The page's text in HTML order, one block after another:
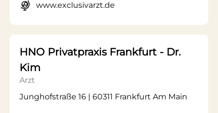
www.exclusivarzt.de
HNO Privatpraxis Frankfurt - Dr.
Kim
Arzt
Junghofstraße 16 | 60311 Frankfurt Am Main